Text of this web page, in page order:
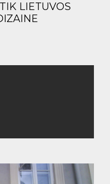
LIETUVOS